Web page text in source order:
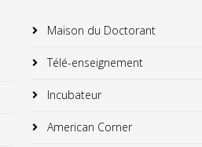
Maison du Doctorant
Télé-enseignement
Incubateur
American Corner